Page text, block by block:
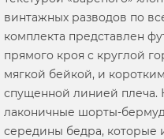
винтажных разводов по
комплекта представлен
прямого кроя с круглой
мягкой бейкой, и
спущенной линией плеча.
лаконичные шорты-
середины бедра, которые